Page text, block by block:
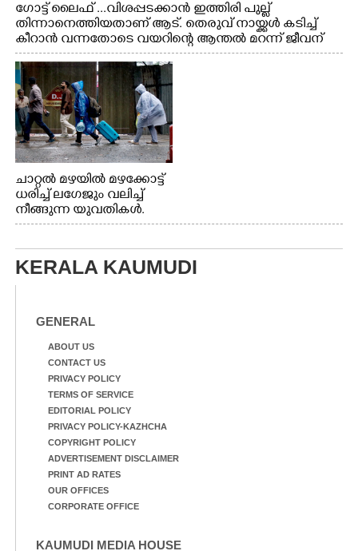
ഗോട്ട് ലൈഫ് ...വിശപ്പടക്കാൻ ഇത്തിരി പുല്ല്
തിന്നാനെത്തിയതാണ് ആട്. തെരുവ് നായ്ക്കൾ കടിച്ച്
കീറാൻ വന്നതോടെ വയറിന്റെ ആന്തൽ മറന്ന് ജീവന്
വേണ്ടിയായി ഓട്ടം. എറണാകുളം വാത്തുരുത്തിയിൽ
നിന്നുള്ള കാഴ്ച
ചാറ്റൽ മഴയിൽ മഴക്കോട്ട്
ധരിച്ച് ലഗേജും വലിച്ച്
നീങ്ങുന്ന യുവതികൾ.
എറണാകുളം മേനകയിൽ
KERALA KAUMUDI
GENERAL
ABOUT US
CONTACT US
PRIVACY POLICY
TERMS OF SERVICE
EDITORIAL POLICY
PRIVACY POLICY-KAZHCHA
COPYRIGHT POLICY
ADVERTISEMENT DISCLAIMER
PRINT AD RATES
OUR OFFICES
CORPORATE OFFICE
KAUMUDI MEDIA HOUSE